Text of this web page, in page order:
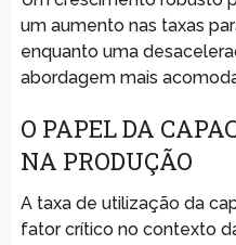
um aumento nas taxas
enquanto uma
abordagem mais
O PAPEL DA
NA PRODUÇÃO
A taxa de utilização da
fator crítico no contexto